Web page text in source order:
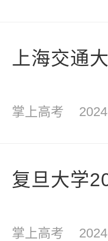
上海交通
掌上高考
复旦大学
掌上高考